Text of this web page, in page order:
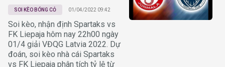
SOI KÈO BÓNG CỎ 01/04/2022 09:42
Soi kèo, nhận định Spartaks vs
FK Liepaja hôm nay 22h00 ngày
01/4 giải VĐQG Latvia 2022. Dự
đoán, soi kèo nhà cái Spartaks
vs FK Liepaja phân tích tỷ lệ từ